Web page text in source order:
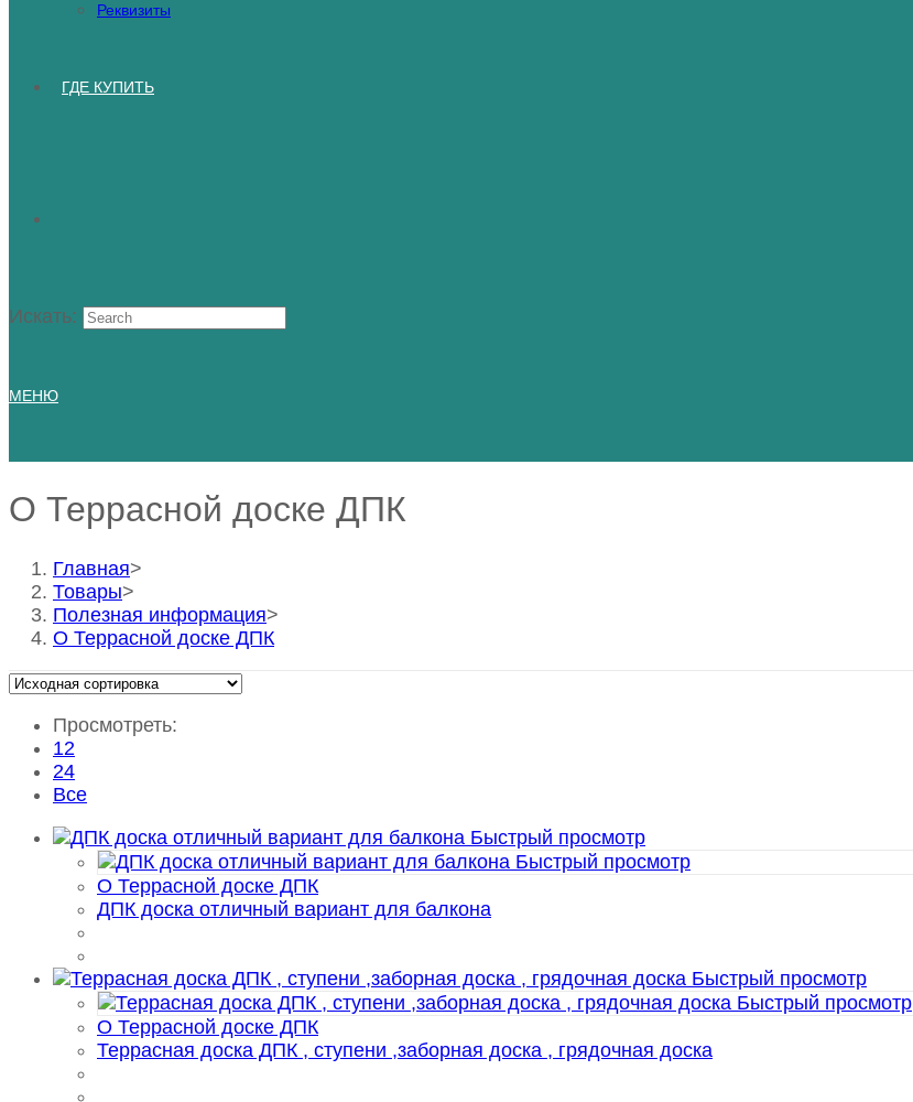
Реквизиты
ГДЕ КУПИТЬ
Искать:
МЕНЮ
О Террасной доске ДПК
Главная>
Товары>
Полезная информация>
О Террасной доске ДПК
Просмотреть:
12
24
Все
Быстрый просмотр
Быстрый просмотр
О Террасной доске ДПК
ДПК доска отличный вариант для балкона
Быстрый просмотр
Быстрый просмотр
О Террасной доске ДПК
Террасная доска ДПК , ступени ,заборная доска , грядочная доска